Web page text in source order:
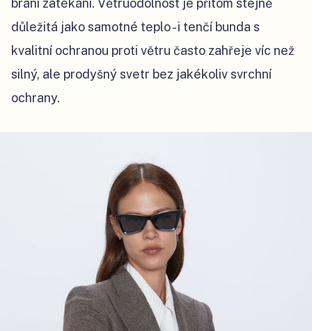
brání zatékání. Větruodolnost je přitom stejně
důležitá jako samotné teplo - i tenčí bunda s
kvalitní ochranou proti větru často zahřeje víc než
silný, ale prodyšný svetr bez jakékoliv svrchní
ochrany.